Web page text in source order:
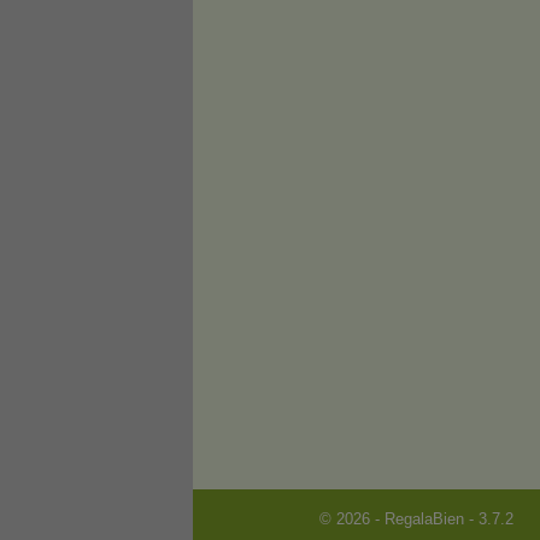
© 2026 - RegalaBien - 3.7.2